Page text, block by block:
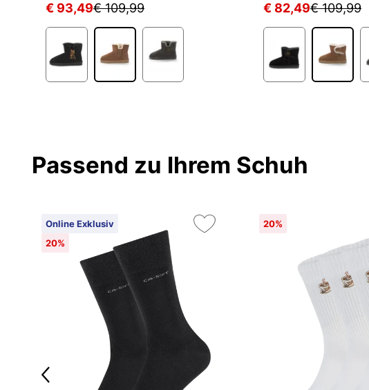
€ 93,49€ 109,99
€ 82,49€ 109,99
Passend zu Ihrem Schuh
Online Exklusiv
20%
20%